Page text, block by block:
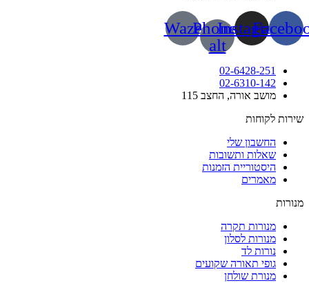
Instagram
Phone-
alt
Waze
02-6428-251
02-6310-142
מושב אורה, החצב 115
לקוחות
החשבון שלי
שאלות ותשובות
היסטוריית הזמנות
מאמרים
מנורות תקרה
מנורות לסלון
נורות לד
גופי תאורה שקועים
מנורת שולחן